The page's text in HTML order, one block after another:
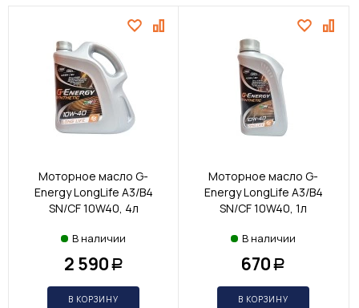
Моторное масло G-
Energy LongLife A3/B4
SN/CF 10W40, 4л
В наличии
2 590 Р
В КОРЗИНУ
Моторное масло G-
Energy LongLife A3/B4
SN/CF 10W40, 1л
В наличии
670 Р
В КОРЗИНУ